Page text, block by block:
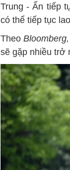
Trung - Ấn tiếp
có thể tiếp tục
TheoBloomberg,
sẽ gặp nhiều trở